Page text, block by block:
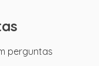
perguntas